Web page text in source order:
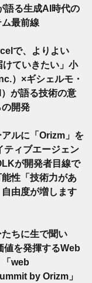
語る生成AI時代の
最前線
で、よりよい
ていきたい」小
）×ギシェルモ・
が語る技術の意
開発
ルに「Orizm」を
ティブエージェン
が開発者目線で
性「技術力があ
由度が増します
たちに生で聞い
値を発揮するWeb
web
by Orizm」